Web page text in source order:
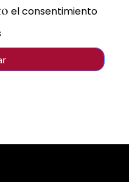
el consentimiento